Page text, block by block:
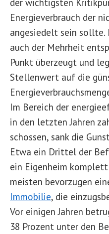
Energieverbrauch der
angesiedelt sein sollte.
auch der Mehrheit
Punkt überzeugt und
Stellenwert auf die
Im Bereich der
in den letzten Jahren
schossen, sank die
Etwa ein Drittel der
ein Eigenheim
meisten bevorzugen
Immobilie, die
Vor einigen Jahren
38 Prozent unter den